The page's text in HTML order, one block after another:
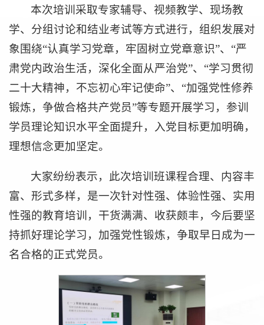
本次培训采取专家辅导、视频教学、现场教
学、分组讨论和结业考试等方式进行，组织发展对
象围绕“认真学习党章，牢固树立党章意识”、“严
肃党内政治生活，深化全面从严治党”、“学习贯彻
二十大精神，不忘初心牢记使命”、“加强党性修养
锻炼，争做合格共产党员”等专题开展学习，参训
学员理论知识水平全面提升，入党目标更加明确，
理想信念更加坚定。
大家纷纷表示，此次培训班课程合理、内容丰
富、形式多样，是一次针对性强、体验性强、实用
性强的教育培训，干货满满、收获颇丰，今后要坚
持抓好理论学习，加强党性锻炼，争取早日成为一
名合格的正式党员。